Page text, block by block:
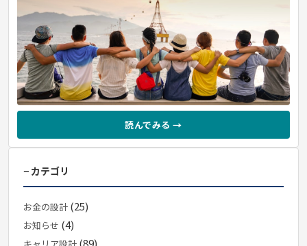
読んでみる →
− カテゴリ
お金の設計 (25)
お知らせ (4)
キャリア設計 (89)